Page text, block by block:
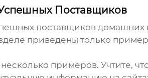
Поставщиков
поставщиков домашних
приведены только
примеров. Учтите,